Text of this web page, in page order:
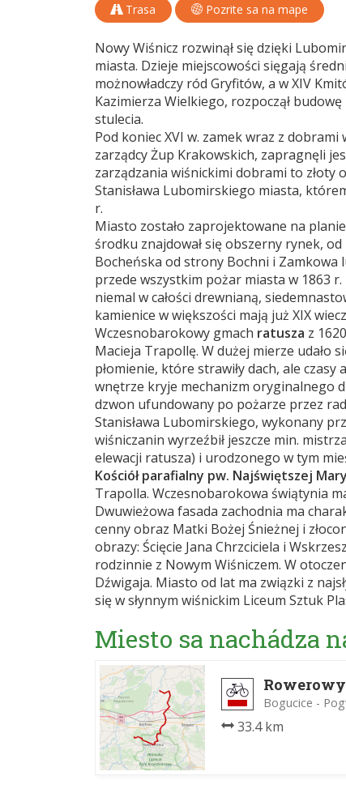
Trasa Pozrite sa na mape
Nowy Wiśnicz rozwinął się dzięki
miasta. Dzieje miejscowości sięgają
możnowładczy ród Gryfitów, a w XIV
Kazimierza Wielkiego, rozpoczął
stulecia.
Pod koniec XVI w. zamek wraz z
zarządcy Żup Krakowskich, zapragnęli
zarządzania wiśnickimi dobrami to złoty
Stanisława Lubomirskiego miasta,
r.
Miasto zostało zaprojektowane na
środku znajdował się obszerny rynek,
Bocheńska od strony Bochni i Zamkowa
przede wszystkim pożar miasta w 1863
niemal w całości drewnianą,
kamienice w większości mają już XIX
Wczesnobarokowy gmach ratusza z
Macieja Trapollę. W dużej mierze udało
płomienie, które strawiły dach, ale czasy
wnętrze kryje mechanizm oryginalnego
dzwon ufundowany po pożarze przez
Stanisława Lubomirskiego, wykonany
wiśniczanin wyrzeźbił jeszcze min.
elewacji ratusza) i urodzonego w tym
Kościół parafialny pw. Najświętszej
Trapolla. Wczesnobarokowa świątynia
Dwuwieżowa fasada zachodnia ma
cenny obraz Matki Bożej Śnieżnej i
obrazy: Ścięcie Jana Chrzciciela i
rodzinnie z Nowym Wiśniczem. W
Dźwigaja. Miasto od lat ma związki z
się w słynnym wiśnickim Liceum Sztuk
Miesto sa nachádza
Bogucice -
33.4 km